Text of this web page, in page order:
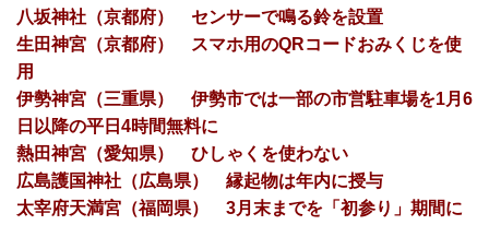
八坂神社（京都府） センサーで鳴る鈴を設置
生田神宮（京都府） スマホ用のQRコードおみくじを使
用
伊勢神宮（三重県） 伊勢市では一部の市営駐車場を1月6
日以降の平日4時間無料に
熱田神宮（愛知県） ひしゃくを使わない
広島護国神社（広島県） 縁起物は年内に授与
太宰府天満宮（福岡県） 3月末までを「初参り」期間に